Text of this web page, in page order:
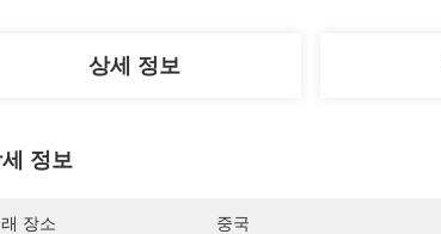
상세 정보
정보
장소 중국